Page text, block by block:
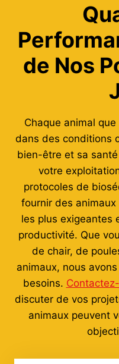
de Nos
Chaque animal
dans des conditions
bien-être et sa
votre
protocoles de
fournir des
les plus exigeantes
productivité. Que
de chair, de
animaux, nous
besoins.
discuter de vos
animaux peuvent